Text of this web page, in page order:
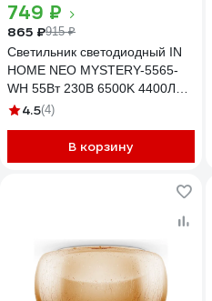
749 ₽
865 ₽915 ₽
Светильник светодиодный IN
HOME NEO MYSTERY-5565-
WH 55Вт 230В 6500K 4400Лм
375x59мм белый
4.5(4)
В корзину